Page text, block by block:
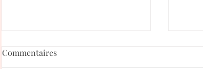
Commentaires